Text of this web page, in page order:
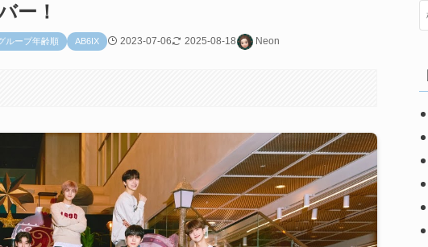
ー！
ループ年齢順 AB6IX 2023-07-06 2025-08-18 Neon